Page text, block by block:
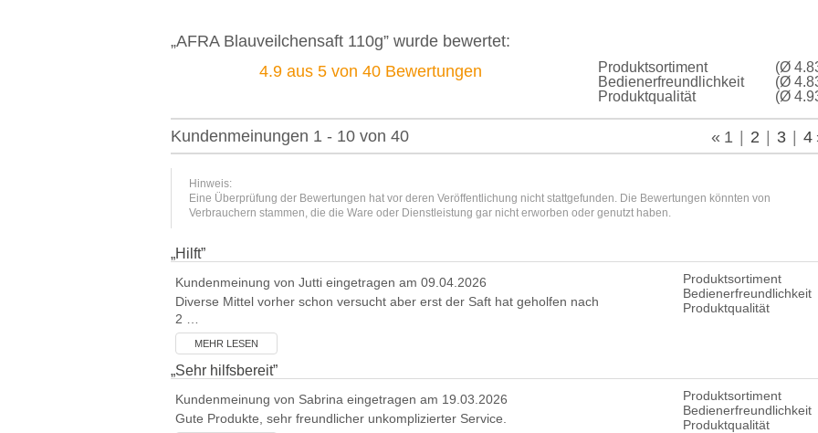
„AFRA Blauveilchensaft 110g” wurde bewertet:
4.9 aus 5 von 40 Bewertungen Produktsortiment
(Ø
Bedienerfreundlichkeit
(Ø
Produktqualität
(Ø
Kundenmeinungen 1 - 10 von 40 « 1 2 3 4
Hinweis:
Eine Überprüfung der Bewertungen hat vor deren Veröffentlichung nicht stattgefunden. Die Bewertungen könnten von
Verbrauchern stammen, die die Ware oder Dienstleistung gar nicht erworben oder genutzt haben.
„Hilft”
Produktsortiment
Bedienerfreundlichkeit
Produktqualität
Kundenmeinung von Jutti eingetragen am 09.04.2026
Diverse Mittel vorher schon versucht aber erst der Saft hat geholfen nach
2 …
MEHR LESEN
„Sehr hilfsbereit”
Produktsortiment
Bedienerfreundlichkeit
Produktqualität
Kundenmeinung von Sabrina eingetragen am 19.03.2026
Gute Produkte, sehr freundlicher unkomplizierter Service.